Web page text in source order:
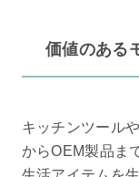
価値のある
キッチンツール
からOEM製品ま